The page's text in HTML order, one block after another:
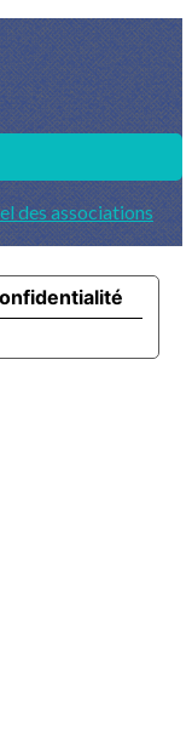
des associations